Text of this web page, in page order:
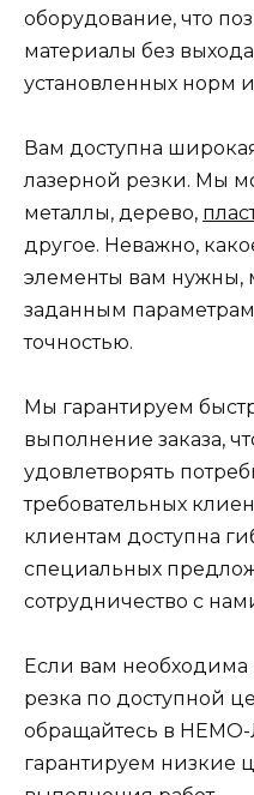
оборудование, что
материалы без
установленных норм
Вам доступна
лазерной резки. Мы
металлы, дерево,
другое. Неважно,
элементы вам нужны,
заданным
точностью.
Мы гарантируем
выполнение заказа,
удовлетворять
требовательных
клиентам доступна
специальных
сотрудничество с
Если вам необходима
резка по доступной
обращайтесь в
гарантируем низкие